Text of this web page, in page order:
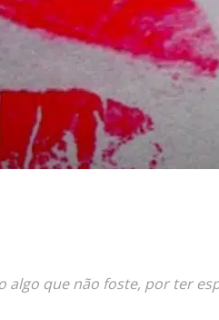
algo que não foste, por ter